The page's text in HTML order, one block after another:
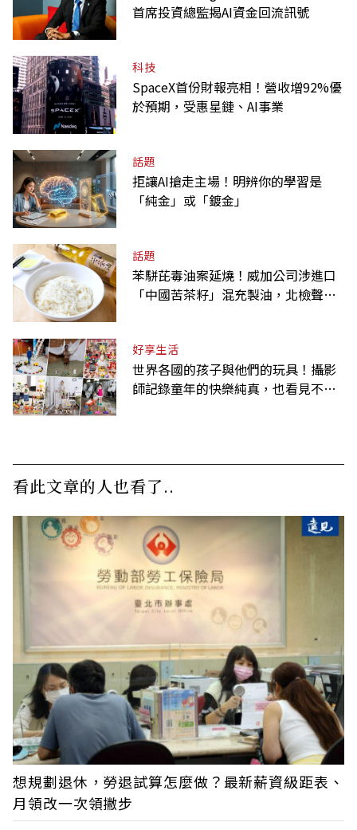
首席投資總監揭AI資金回流訊號
科技
SpaceX首份財報亮相！營收增92%優
於預期，受惠星鏈、AI事業
話題
拒讓AI搶走主場！明辨你的學習是
「純金」或「鍍金」
話題
苯駢芘毒油案延燒！威加公司涉進口
「中國苦茶籽」混充製油，北檢聲押2
好享生活
世界各國的孩子與他們的玩具！攝影
師記錄童年的快樂純真，也看見不同
看此文章的人也看了..
想規劃退休，勞退試算怎麼做？最新薪資級距表、
月領改一次領撇步